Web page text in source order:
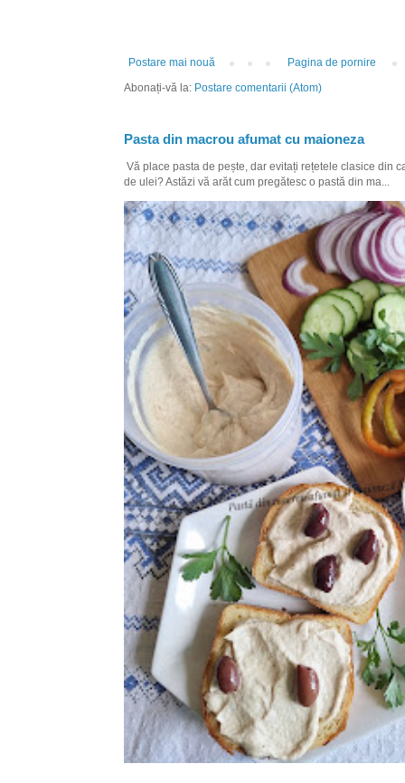
Postare mai nouă
Pagina de pornire
Abonați-vă la: Postare comentarii (Atom)
Pasta din macrou afumat cu maioneza
Vă place pasta de pește, dar evitați rețetele clasice din
de ulei? Astăzi vă arăt cum pregătesc o pastă din ma...